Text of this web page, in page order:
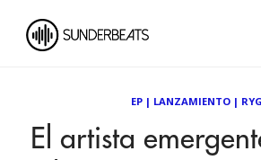
EP | LANZAMIENTO |
El artista